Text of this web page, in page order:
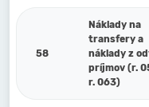
58
Náklady na
transfery a
náklady z
príjmov (r.
r. 063)